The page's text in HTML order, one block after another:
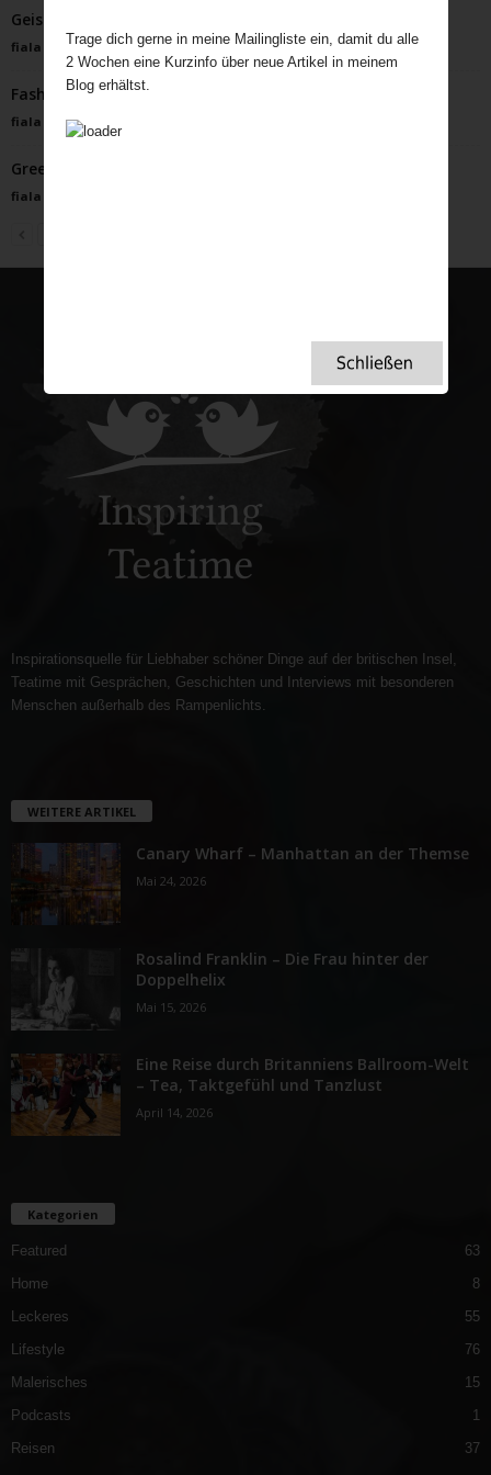
Geisterjagd in England: Ein Erlebnisbericht
fiala Oktober 18, 2025
Fashion beyond Reality – Eine Teeparty im Wunderland
fiala Februar 8, 2026
Green Tea Toddy – heißer Genuss an eisigen Tagen
fiala
Inspirationsquelle für Liebhaber schöner Dinge auf der britischen Insel,
Teatime mit Gesprächen, Geschichten und Interviews mit besonderen
Menschen außerhalb des Rampenlichts.
WEITERE ARTIKEL
Canary Wharf – Manhattan an der Themse
Mai 24, 2026
Rosalind Franklin – Die Frau hinter der
Doppelhelix
Mai 15, 2026
Eine Reise durch Britanniens Ballroom-Welt
– Tea, Taktgefühl und Tanzlust
April 14, 2026
Kategorien
Featured
63
Home
8
Leckeres
55
Lifestyle
76
Malerisches
15
Podcasts
1
Reisen
37
Trage dich gerne in meine Mailingliste ein, damit du alle
2 Wochen eine Kurzinfo über neue Artikel in meinem
Blog erhältst.